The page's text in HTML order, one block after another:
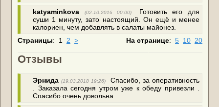
katyaminkova (02.10.2016 00:00)
Готовить его для
суши 1 минуту, зато настоящий. Он ещё и менее
калориен, чем добавлять в салаты майонез.
На странице: 5 10 20
Страницы: 1 2 >
Отзывы
Эрнида (19.03.2018 19:26)
Спасибо, за оперативность
. Заказала сегодня утром уже к обеду привезли .
Спасибо очень довольна .